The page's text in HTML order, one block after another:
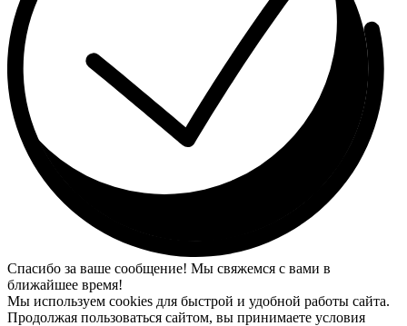
Спасибо за ваше сообщение! Мы свяжемся с вами в
ближайшее время!
Мы используем cookies для быстрой и удобной работы сайта.
Продолжая пользоваться сайтом, вы принимаете условия